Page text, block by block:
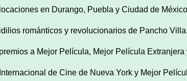
locaciones en Durango, Puebla y Ciudad de
idilios románticos y revolucionarios de Pancho
premios a Mejor Película, Mejor Película
Internacional de Cine de Nueva York y Mejor